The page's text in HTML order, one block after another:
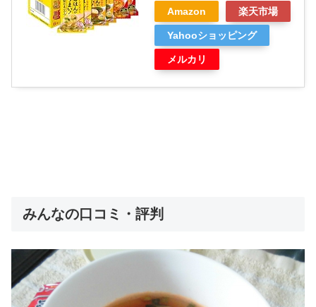
Amazon 楽天市場
Yahooショッピング
メルカリ
みんなの口コミ・評判